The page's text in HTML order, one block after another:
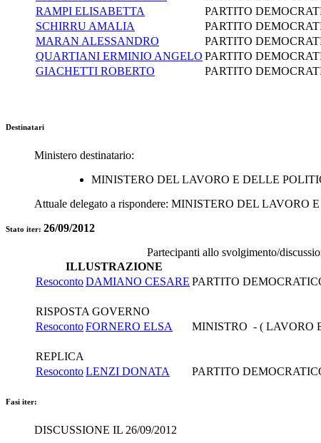
RAMPI ELISABETTA
PARTITO
SCHIRRU AMALIA
PARTITO
MARAN ALESSANDRO
PARTITO
QUARTIANI ERMINIO ANGELO PARTITO
GIACHETTI ROBERTO
PARTITO
Destinatari
Ministero destinatario:
MINISTERO DEL LAVORO E DELLE
Attuale delegato a rispondere: MINISTERO DEL LAVORO
Stato iter: 26/09/2012
Partecipanti allo svolgimento/
ILLUSTRAZIONE
ResocontoDAMIANO CESARE PARTITO
RISPOSTA GOVERNO
ResocontoFORNERO ELSA MINISTRO - ( LAVORO
REPLICA
ResocontoLENZI DONATA PARTITO
Fasi iter:
DISCUSSIONE IL 26/09/2012